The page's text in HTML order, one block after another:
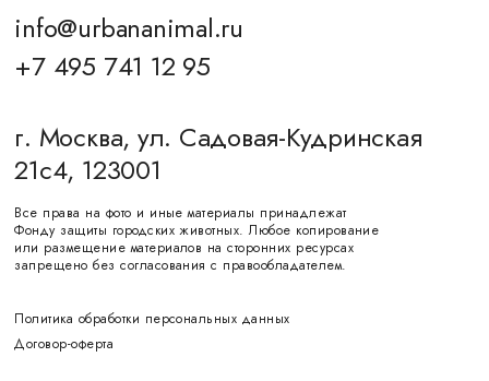
info@urbananimal.ru
+7 495 741 12 95
г. Москва, ул. Садовая-Кудринская
21с4, 123001
Все права на фото и иные материалы принадлежат
Фонду защиты городских животных. Любое копирование
или размещение материалов на сторонних ресурсах
запрещено без согласования с правообладателем.
Политика обработки персональных данных
Договор-оферта